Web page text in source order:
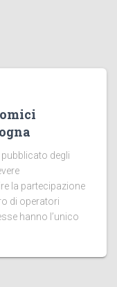
pubblicato degli
la partecipazione
di operatori
hanno l’unico